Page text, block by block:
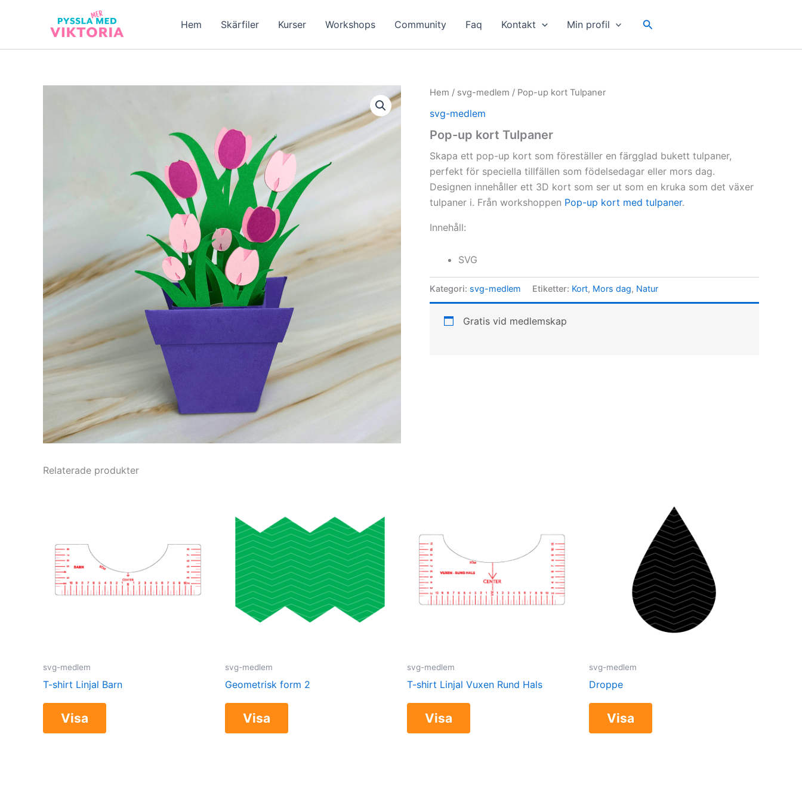
Hem Skärfiler Kurser Workshops Community Faq Kontakt Min profil Sök
Hem / svg-medlem / Pop-up kort Tulpaner
svg-medlem
Pop-up kort Tulpaner
Skapa ett pop-up kort som föreställer en färgglad bukett tulpaner,
perfekt för speciella tillfällen som födelsedagar eller mors dag.
Designen innehåller ett 3D kort som ser ut som en kruka som det växer
tulpaner i. Från workshoppen Pop-up kort med tulpaner.
Innehåll:
SVG
Kategori: svg-medlem Etiketter: Kort, Mors dag, Natur
Gratis vid medlemskap
Relaterade produkter
svg-medlem
T-shirt Linjal Barn
Visa
svg-medlem
Geometrisk form 2
Visa
svg-medlem
T-shirt Linjal Vuxen Rund Hals
Visa
svg-medlem
Droppe
Visa